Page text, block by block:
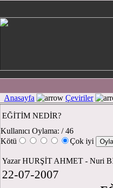
Anasayfa Çeviriler
EĞİTİM NEDİR?
Kullanıcı Oylama: / 46
Kötü
Çok iyi
Yazar HURŞİT AHMET - Nuri
22-07-2007